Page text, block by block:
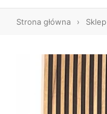
Strona główna › Sklep